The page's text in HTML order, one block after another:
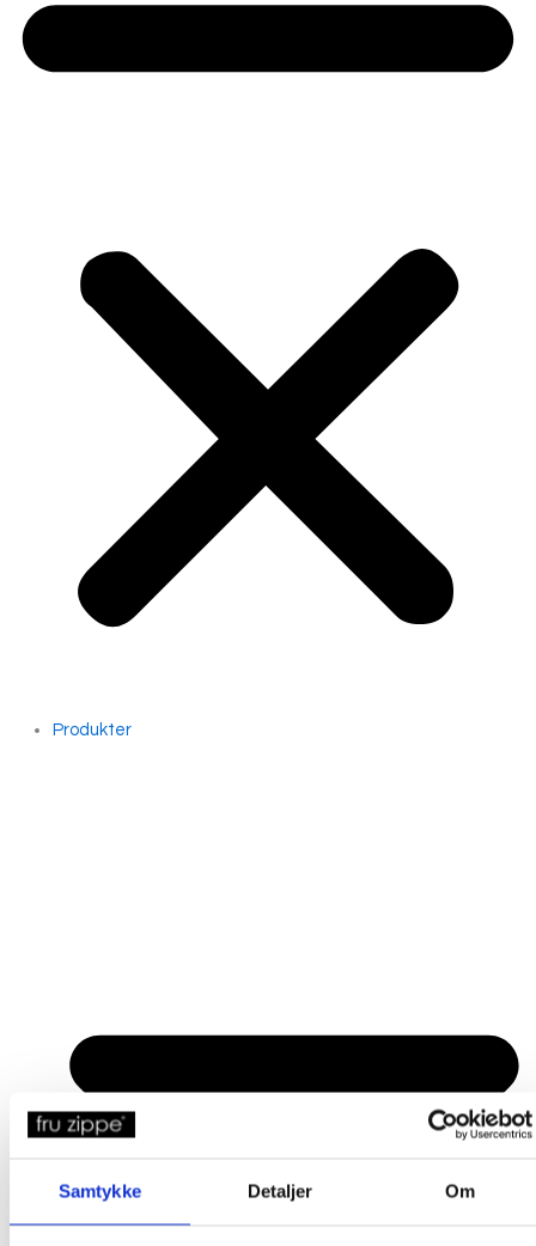
Samtykke Detaljer Om
Produkter